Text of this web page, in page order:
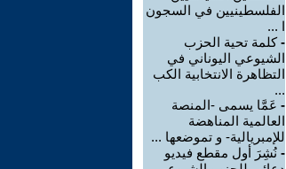
الفلسطينيين في السجون
ا ...
-كلمة تحية الحزب
الشيوعي اليوناني في
التظاهرة الانتخابية الكب
...
- عَمَّا يسمى -المنصة
العالمية المناهضة
للإمبريالية- و تموضعها ...
- نُشِرَ أول مقطع فيديو